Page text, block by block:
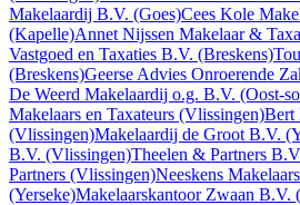
Makelaardij B.V. (Goes)Cees Kole
(Kapelle)Annet Nijssen Makelaar &
Vastgoed en Taxaties B.V. (Breskens)
(Breskens)Geerse Advies Onroerende
De Weerd Makelaardij o.g. B.V. (Oost-
Makelaars en Taxateurs (Vlissingen)Bert
(Vlissingen)Makelaardij de Groot B.V.
B.V. (Vlissingen)Theelen & Partners
Partners (Vlissingen)Neeskens Makelaars
(Yerseke)Makelaarskantoor Zwaan B.V.